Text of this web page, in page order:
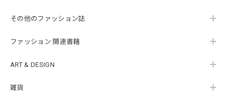
その他のファッション誌
ファッション 関連書籍
ART & DESIGN
雑貨